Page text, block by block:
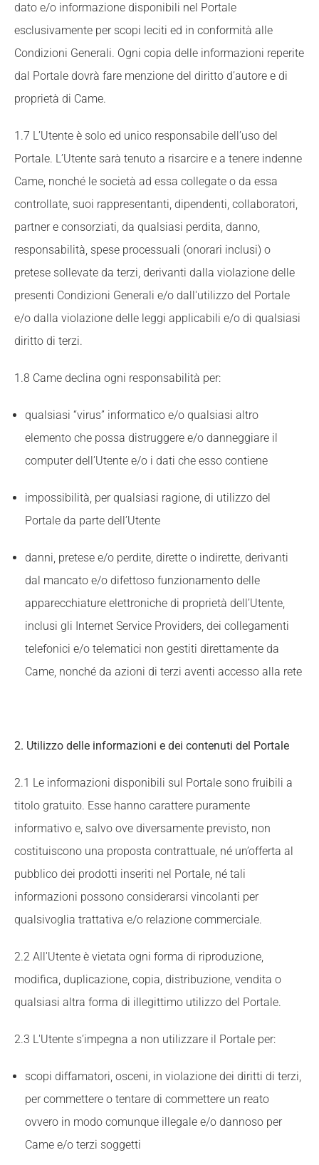
dato e/o informazione disponibili nel Portale
esclusivamente per scopi leciti ed in conformità alle
Condizioni Generali. Ogni copia delle informazioni reperite
dal Portale dovrà fare menzione del diritto d’autore e di
proprietà di Came.
1.7 L’Utente è solo ed unico responsabile dell’uso del
Portale. L’Utente sarà tenuto a risarcire e a tenere indenne
Came, nonché le società ad essa collegate o da essa
controllate, suoi rappresentanti, dipendenti, collaboratori,
partner e consorziati, da qualsiasi perdita, danno,
responsabilità, spese processuali (onorari inclusi) o
pretese sollevate da terzi, derivanti dalla violazione delle
presenti Condizioni Generali e/o dall'utilizzo del Portale
e/o dalla violazione delle leggi applicabili e/o di qualsiasi
diritto di terzi.
1.8 Came declina ogni responsabilità per:
qualsiasi “virus” informatico e/o qualsiasi altro
elemento che possa distruggere e/o danneggiare il
computer dell’Utente e/o i dati che esso contiene
impossibilità, per qualsiasi ragione, di utilizzo del
Portale da parte dell’Utente
danni, pretese e/o perdite, dirette o indirette, derivanti
dal mancato e/o difettoso funzionamento delle
apparecchiature elettroniche di proprietà dell’Utente,
inclusi gli Internet Service Providers, dei collegamenti
telefonici e/o telematici non gestiti direttamente da
Came, nonché da azioni di terzi aventi accesso alla rete
2. Utilizzo delle informazioni e dei contenuti del Portale
2.1 Le informazioni disponibili sul Portale sono fruibili a
titolo gratuito. Esse hanno carattere puramente
informativo e, salvo ove diversamente previsto, non
costituiscono una proposta contrattuale, né un’offerta al
pubblico dei prodotti inseriti nel Portale, né tali
informazioni possono considerarsi vincolanti per
qualsivoglia trattativa e/o relazione commerciale.
2.2 All'Utente è vietata ogni forma di riproduzione,
modifica, duplicazione, copia, distribuzione, vendita o
qualsiasi altra forma di illegittimo utilizzo del Portale.
2.3 L'Utente s’impegna a non utilizzare il Portale per:
scopi diffamatori, osceni, in violazione dei diritti di terzi,
per commettere o tentare di commettere un reato
ovvero in modo comunque illegale e/o dannoso per
Came e/o terzi soggetti